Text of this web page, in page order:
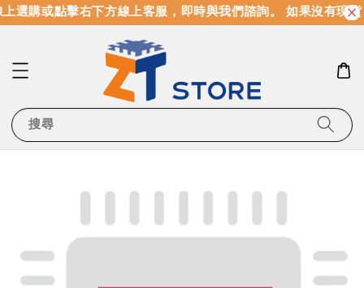
選購或點擊右下方線上客服，即時與我們諮詢。 如果沒有現
搜尋